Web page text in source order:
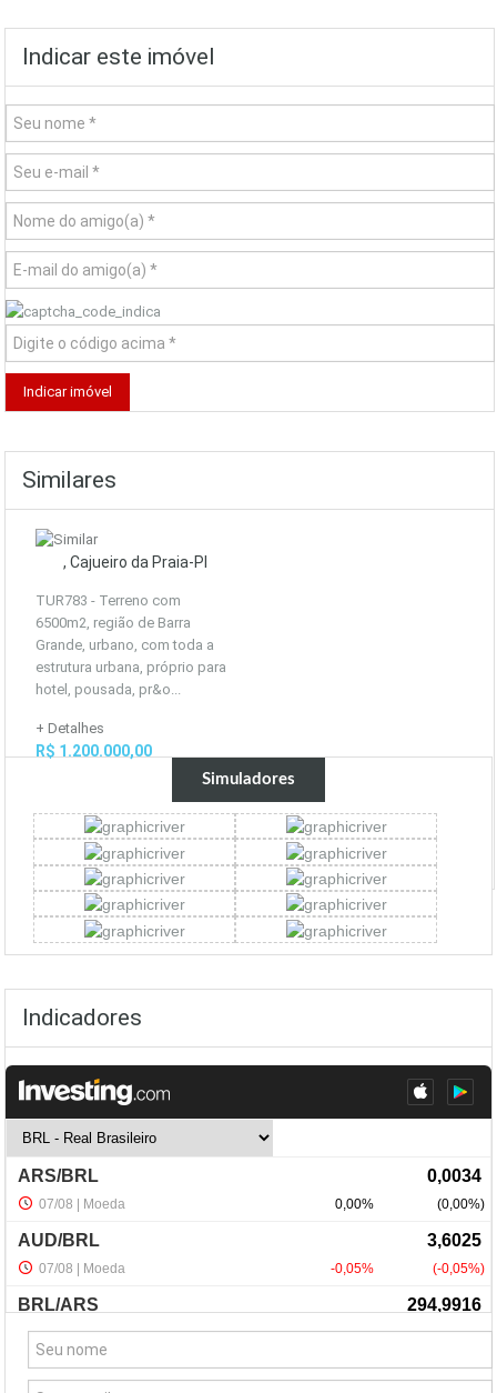
Indicar este imóvel
Similares
, Cajueiro da Praia-PI
TUR783 - Terreno com
6500m2, região de Barra
Grande, urbano, com toda a
estrutura urbana, próprio para
hotel, pousada, pr&o...
+ Detalhes
R$ 1.200.000,00
Simuladores
Indicadores
NewsLetter